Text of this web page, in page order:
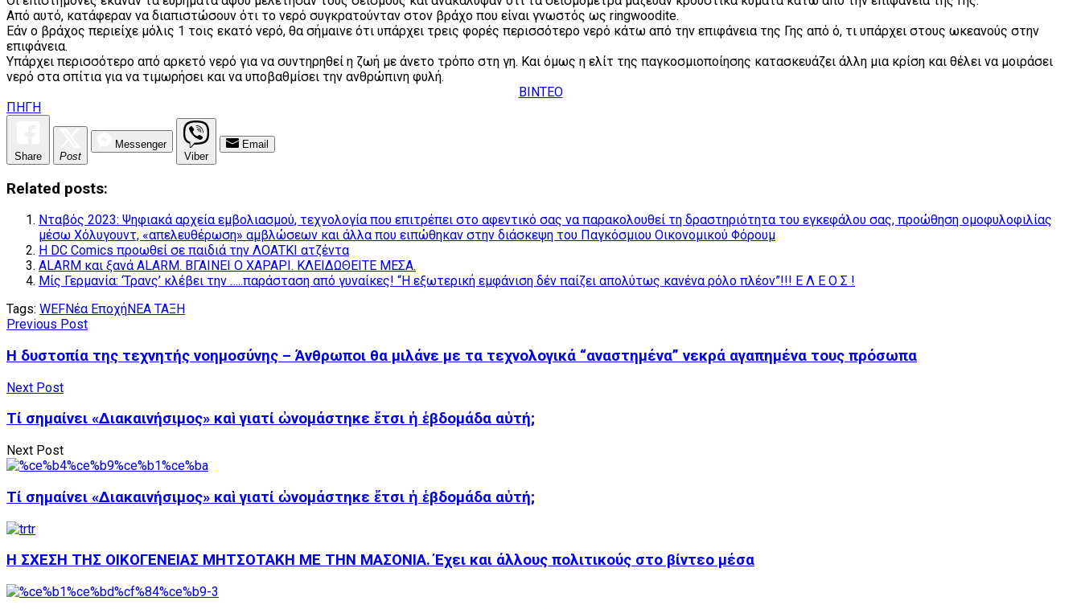
Από αυτό, κατάφεραν να διαπιστώσουν ότι το νερό συγκρατούνταν στον βράχο που είναι γνωστός ως ringwoodite.
Εάν ο βράχος περιείχε μόλις 1 τοις εκατό νερό, θα σήμαινε ότι υπάρχει τρεις φορές περισσότερο νερό κάτω από την επιφάνεια της Γης από ό, τι υπάρχει στους ωκεανούς στην
επιφάνεια.
Υπάρχει περισσότερο από αρκετό νερό για να συντηρηθεί η ζωή με άνετο τρόπο στη γη. Και όμως η ελίτ της παγκοσμιοποίησης κατασκευάζει άλλη μια κρίση και θέλει να μοιράσει
νερό στα σπίτια για να τιμωρήσει και να υποβαθμίσει την ανθρώπινη φυλή.
ΒΙΝΤΕΟ
ΠΗΓΗ
Share Post
Messenger
Viber
Email
Related posts:
Νταβός 2023: Ψηφιακά αρχεία εμβολιασμού, τεχνολογία που επιτρέπει στο αφεντικό σας να παρακολουθεί τη δραστηριότητα του εγκεφάλου σας, προώθηση ομοφυλοφιλίας
μέσω Χόλυγουντ, «απελευθέρωση» αμβλώσεων και άλλα που ειπώθηκαν στην διάσκεψη του Παγκόσμιου Οικονομικού Φόρουμ
Η DC Comics προωθεί σε παιδιά την ΛΟΑΤΚΙ ατζέντα
ALARM και ξανά ALARM. ΒΓΑΙΝΕΙ Ο ΧΑΡΑΡΙ. ΚΛΕΙΔΩΘΕΙΤΕ ΜΕΣΑ.
Μίς Γερμανία: ‘Τρανς’ κλέβει την …..παράσταση από γυναίκες! “Η εξωτερική εμφάνιση δέν παίζει απολύτως κανένα ρόλο πλέον”!!! Ε Λ Ε Ο Σ !
Tags: WEFΝέα ΕποχήΝΕΑ ΤΑΞΗ
Previous Post
Η δυστοπία της τεχνητής νοημοσύνης – Άνθρωποι θα μιλάνε με τα τεχνολογικά “αναστημένα” νεκρά αγαπημένα τους πρόσωπα
Next Post
Τί σημαίνει «Διακαινήσιμος» καὶ γιατί ὠνομάστηκε ἔτσι ἡ ἑβδομάδα αὐτή;
Next Post
Τί σημαίνει «Διακαινήσιμος» καὶ γιατί ὠνομάστηκε ἔτσι ἡ ἑβδομάδα αὐτή;
Η ΣΧΕΣΗ ΤΗΣ ΟΙΚΟΓΕΝΕΙΑΣ ΜΗΤΣΟΤΑΚΗ ΜΕ ΤΗΝ ΜΑΣΟΝΙΑ. Έχει και άλλους πολιτικούς στο βίντεο μέσα